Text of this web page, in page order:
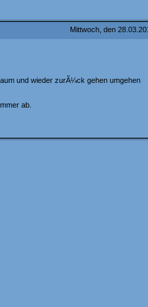
Mittwoch, den
und wieder zurÃ¼ck gehen umgehen
ab.